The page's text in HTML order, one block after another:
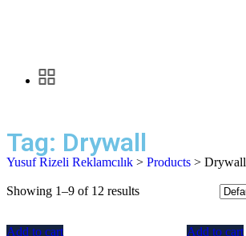
Tag: Drywall
Yusuf Rizeli Reklamcılık > Products > Drywall
Showing 1–9 of 12 results
Add to cart Add to cart